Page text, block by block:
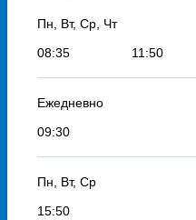
Пн, Вт, Ср, Чт
08:35
11:50
Ежедневно
09:30
Пн, Вт, Ср
15:50